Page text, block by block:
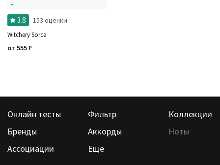
3.8 153 оценки
Witchery Sorce
от 555₽
Онлайн тесты Фильтр
Коллекции
Бренды
Аккорды
Ноты
Ассоциации
Еще